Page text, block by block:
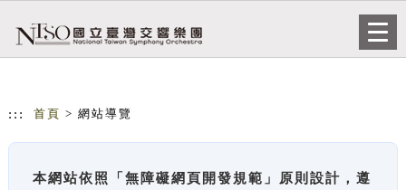
::: 首頁 > 網站導覽
本網站依照「無障礙網頁開發規範」原則設計，遵